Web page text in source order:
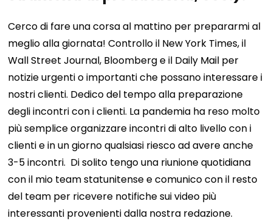
Cerco di fare una corsa al mattino per prepararmi al
meglio alla giornata! Controllo il New York Times, il
Wall Street Journal, Bloomberg e il Daily Mail per
notizie urgenti o importanti che possano interessare i
nostri clienti. Dedico del tempo alla preparazione
degli incontri con i clienti. La pandemia ha reso molto
più semplice organizzare incontri di alto livello con i
clienti e in un giorno qualsiasi riesco ad avere anche
3-5 incontri. Di solito tengo una riunione quotidiana
con il mio team statunitense e comunico con il resto
del team per ricevere notifiche sui video più
interessanti provenienti dalla nostra redazione.